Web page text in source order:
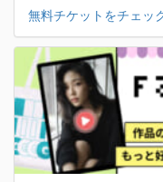
無料チケットをチェッ